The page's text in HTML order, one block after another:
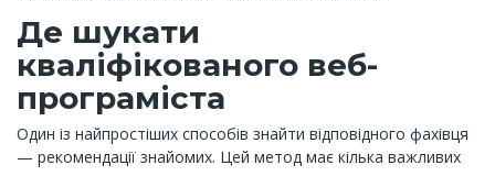
Де шукати
кваліфікованого веб-
програміста
Один із найпростіших способів знайти відповідного фахівця
— рекомендації знайомих. Цей метод має кілька важливих